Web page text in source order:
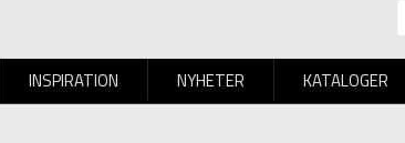
INSPIRATION NYHETER KATALOGER